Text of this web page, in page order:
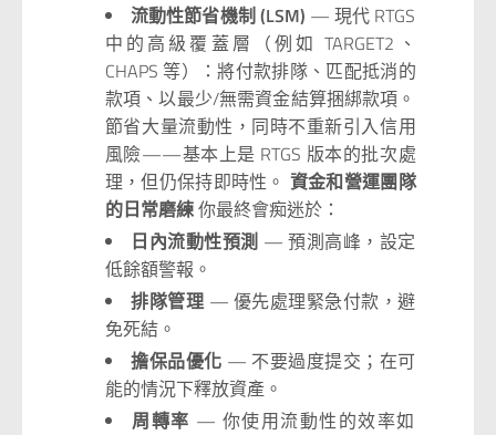
流動性節省機制 (LSM) — 現代 RTGS
中的高級覆蓋層（例如 TARGET2、
CHAPS 等）：將付款排隊、匹配抵消的
款項、以最少/無需資金結算捆綁款項。
節省大量流動性，同時不重新引入信用
風險——基本上是 RTGS 版本的批次處
理，但仍保持即時性。 資金和營運團隊
的日常磨練你最終會痴迷於：
日內流動性預測 — 預測高峰，設定
低餘額警報。
排隊管理 — 優先處理緊急付款，避
免死結。
擔保品優化 — 不要過度提交；在可
能的情況下釋放資產。
周轉率 — 你使用流動性的效率如